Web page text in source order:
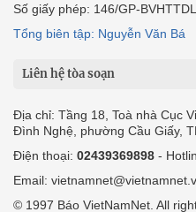
Số giấy phép: 146/GP-
Tổng biên tập: Nguyễn Văn Bá
Liên hệ tòa soạn
Địa chỉ: Tầng 18, Toà nhà Cục
Đình Nghệ, phường Cầu Giấy,
Điện thoại: 02439369898 -
Email:
© 1997 Báo VietNamNet. All